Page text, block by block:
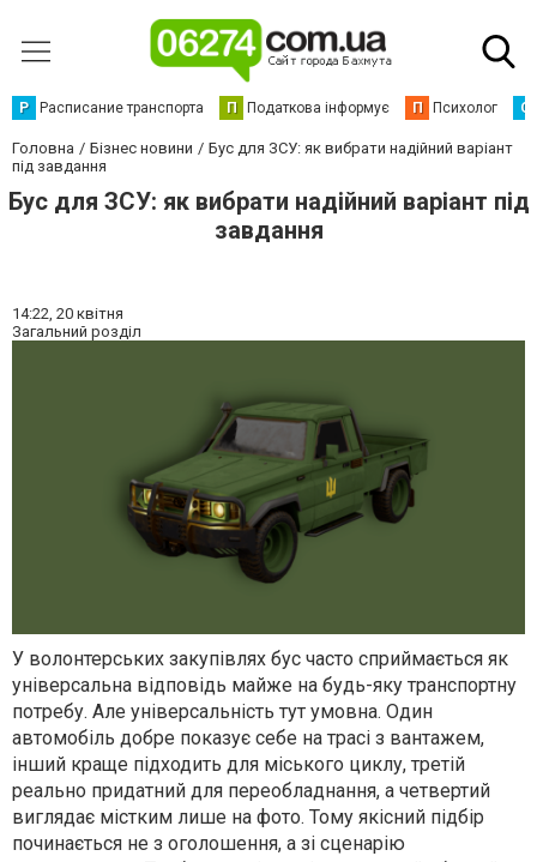
Р Расписание транспорта П Податкова інформує П Психолог С
Головна Бізнес новини
Бус для ЗСУ: як вибрати надійний варіант
під завдання
Бус для ЗСУ: як вибрати надійний варіант під
завдання
14:22, 20 квітня
Загальний розділ
У волонтерських закупівлях бус часто сприймається як
універсальна відповідь майже на будь-яку транспортну
потребу. Але універсальність тут умовна. Один
автомобіль добре показує себе на трасі з вантажем,
інший краще підходить для міського циклу, третій
реально придатний для переобладнання, а четвертий
виглядає містким лише на фото. Тому якісний підбір
починається не з оголошення, а зі сценарію